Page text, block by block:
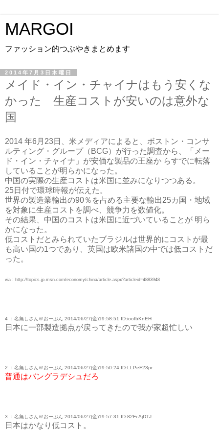
MARGOI
ファッション的つぶやきまとめます
2014年7月3日木曜日
メイド・イン・チャイナはもう安くな
かった 生産コストが安いのは意外な
国
2014 年6月23日、米メディアによると、ボストン・コンサ
ルティング・グループ（BCG）が行った調査から、「メー
ド・イン・チャイナ」が安価な製品の王座か らすでに転落
していることが明らかになった。
中国の実際の生産コストは米国に並みになりつつある。
25日付で環球時報が伝えた。
世界の製造業輸出の90％を占める主要な輸出25カ国・地域
を対象に生産コストを調べ、競争力を数値化。
その結果、中国のコストは米国に近づいていることが 明ら
かになった。
低コストだとみられていたブラジルは世界的にコストが最
も高い国の1つであり、英国は欧米諸国の中では低コストだ
った。
via : http://topics.jp.msn.com/economy/china/article.aspx?articleid=4883948
4 ：名無しさん＠おーぷん 2014/06/27(金)19:58:51 ID:ioofbKnEH
日本に一部製造拠点が戻ってきたので我が家超忙しい
2 ：名無しさん＠おーぷん 2014/06/27(金)19:50:24 ID:LLPeF23pr
普通はバングラデシュだろ
3 ：名無しさん＠おーぷん 2014/06/27(金)19:57:31 ID:82FcAjDTJ
日本はかなり低コスト。